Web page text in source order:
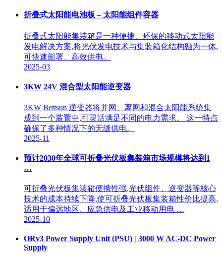
折叠式太阳能电池板 – 太阳能组件容器
折叠式太阳能集装箱是一种便捷、环保的移动式太阳能
发电解决方案,将光伏发电技术与集装箱化结构融为一体,
可快速部署、高效供电。
2025-03
3KW 24V 混合型太阳能逆变器
3KW Bettsun 逆变器将并网、离网和混合太阳能系统集
成到一个装置中,可灵活满足不同的电力需求。 这一特点
确保了多种情况下的无缝供电。
2025-11
预计2030年全球可折叠光伏板集装箱市场规模将达到1
…
可折叠光伏板集装箱便携性强,光伏组件、逆变器等核心
技术的成本持续下降,使可折叠光伏板集装箱性价比提高,
适用于偏远地区、应急供电及工业移动用电 …
2025-10
ORv3 Power Supply Unit (PSU) | 3000 W AC-DC Power
Supply